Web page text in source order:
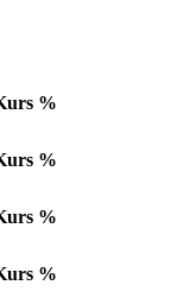
%
%
%
%